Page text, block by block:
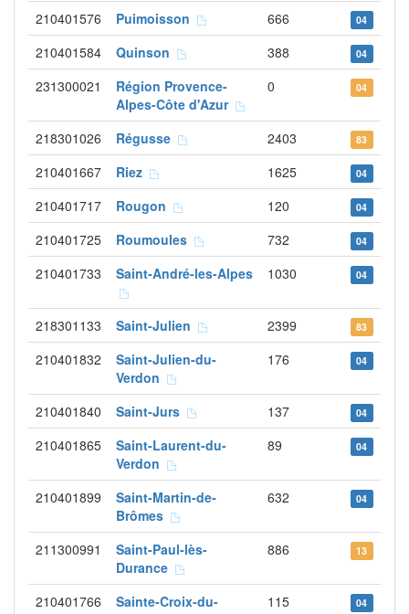
210401576 Puimoisson 666 04
210401584 Quinson 388 04
231300021
Région Provence-
Alpes-Côte d'Azur
0 04
218301026 Régusse 2403 83
210401667 Riez 1625 04
210401717 Rougon 120 04
210401725 Roumoules 732 04
210401733 Saint-André-les-Alpes 1030 04
218301133 Saint-Julien 2399 83
210401832
Saint-Julien-du-
Verdon
176 04
210401840 Saint-Jurs 137 04
210401865
Saint-Laurent-du-
Verdon
89 04
210401899
Saint-Martin-de-
Brômes
632 04
211300991
Saint-Paul-lès-
Durance
886 13
210401766
Sainte-Croix-du-
115 04